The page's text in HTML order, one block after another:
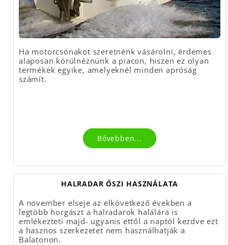
Ha motorcsónakot szeretnénk vásárolni, érdemes
alaposan körülnéznünk a piacon, hiszen ez olyan
termékek egyike, amelyeknél minden apróság
számít.
Bővebben...
HALRADAR ŐSZI HASZNÁLATA
A november elseje az elkövetkező években a
legtöbb horgászt a halradarok halálára is
emlékezteti majd- ugyanis ettől a naptól kezdve ezt
a hasznos szerkezetet nem használhatják a
Balatonon.